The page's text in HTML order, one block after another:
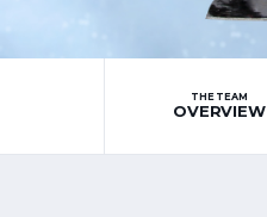
THE TEAM
OVERVIEW